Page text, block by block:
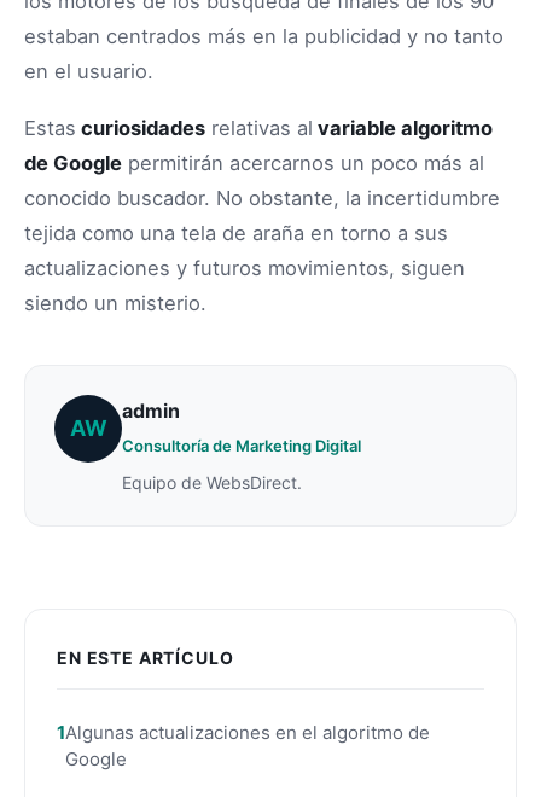
EN ESTE ARTÍCULO
Algunas actualizaciones en el algoritmo de
Google
estaban centrados más en la publicidad y no tanto
en el usuario.
Estas curiosidades relativas al variable algoritmo
de Google permitirán acercarnos un poco más al
conocido buscador. No obstante, la incertidumbre
tejida como una tela de araña en torno a sus
actualizaciones y futuros movimientos, siguen
siendo un misterio.
AW
admin
Consultoría de Marketing Digital
Equipo de WebsDirect.